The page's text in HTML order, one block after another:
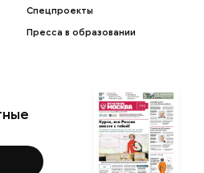
Спецпроекты
Пресса в образовании